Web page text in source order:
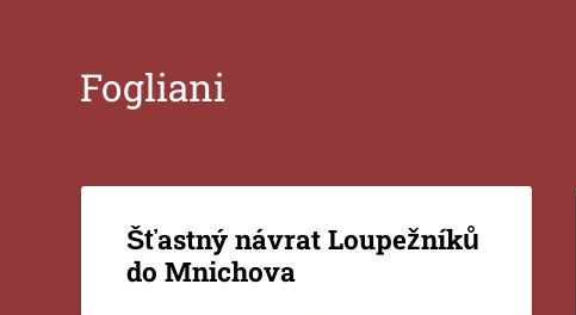
Fogliani
Šťastný návrat Loupežníků
do Mnichova